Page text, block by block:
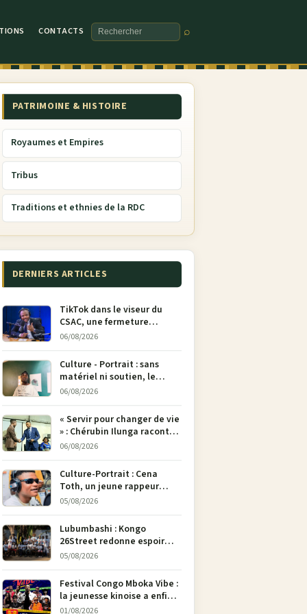
CONTACTS
Rechercher
⌕
PATRIMOINE & HISTOIRE
Royaumes et Empires
Tribus
Traditions et ethnies de la RDC
DERNIERS ARTICLES
TikTok dans le viseur du
CSAC, une fermeture
envisagée pour contrer la
06/08/2026
Culture - Portrait : sans
matériel ni soutien, le
dessinateur Justin
son crayon
06/08/2026
« Servir pour changer de vie
» : Chérubin Ilunga raconte
le parcours du député
Tshimbu en 137 pages
06/08/2026
Culture-Portrait : Cena
Toth, un jeune rappeur
déterminé à faire entendre
05/08/2026
Lubumbashi : Kongo
26Street redonne espoir
aux enfants de la rue par
05/08/2026
Festival Congo Mboka Vibe :
la jeunesse kinoise a enfin
sa plateforme de culture
01/08/2026